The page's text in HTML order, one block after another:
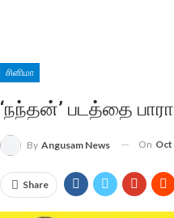
சினிமா
‘நந்தன்’ படத்தை
By Angusam News On Oct
Share